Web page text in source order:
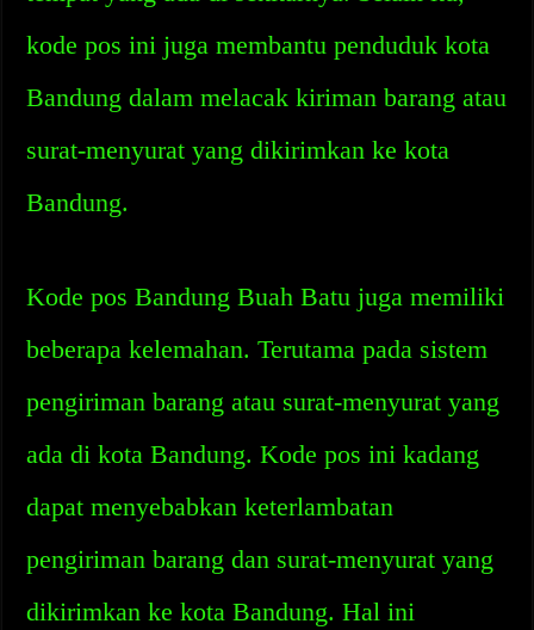
kode pos ini juga membantu penduduk kota
Bandung dalam melacak kiriman barang atau
surat-menyurat yang dikirimkan ke kota
Bandung.
Kode pos Bandung Buah Batu juga memiliki
beberapa kelemahan. Terutama pada sistem
pengiriman barang atau surat-menyurat yang
ada di kota Bandung. Kode pos ini kadang
dapat menyebabkan keterlambatan
pengiriman barang dan surat-menyurat yang
dikirimkan ke kota Bandung. Hal ini